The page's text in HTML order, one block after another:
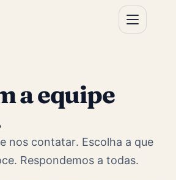
a equipe
nos contatar. Escolha a que
Respondemos a todas.